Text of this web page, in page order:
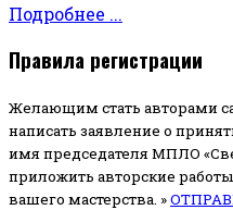
Подробнее ...
Правила регистрации
Желающим стать авторами
написать заявление о
имя председателя МПЛО
приложить авторские
вашего мастерства. »